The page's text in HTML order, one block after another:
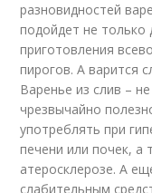
разновидностей
подойдет не только
приготовления
пирогов. А варится
Варенье из слив –
чрезвычайно
употреблять при
печени или почек, а
атеросклерозе. А
слабительным